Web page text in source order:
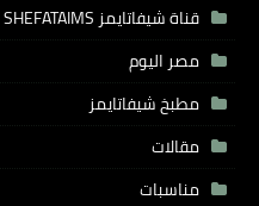
قناة شيفاتايمز TV / SHEFATAIMS
مصر اليوم
مطبخ شيفاتايمز
مقالات
مناسبات